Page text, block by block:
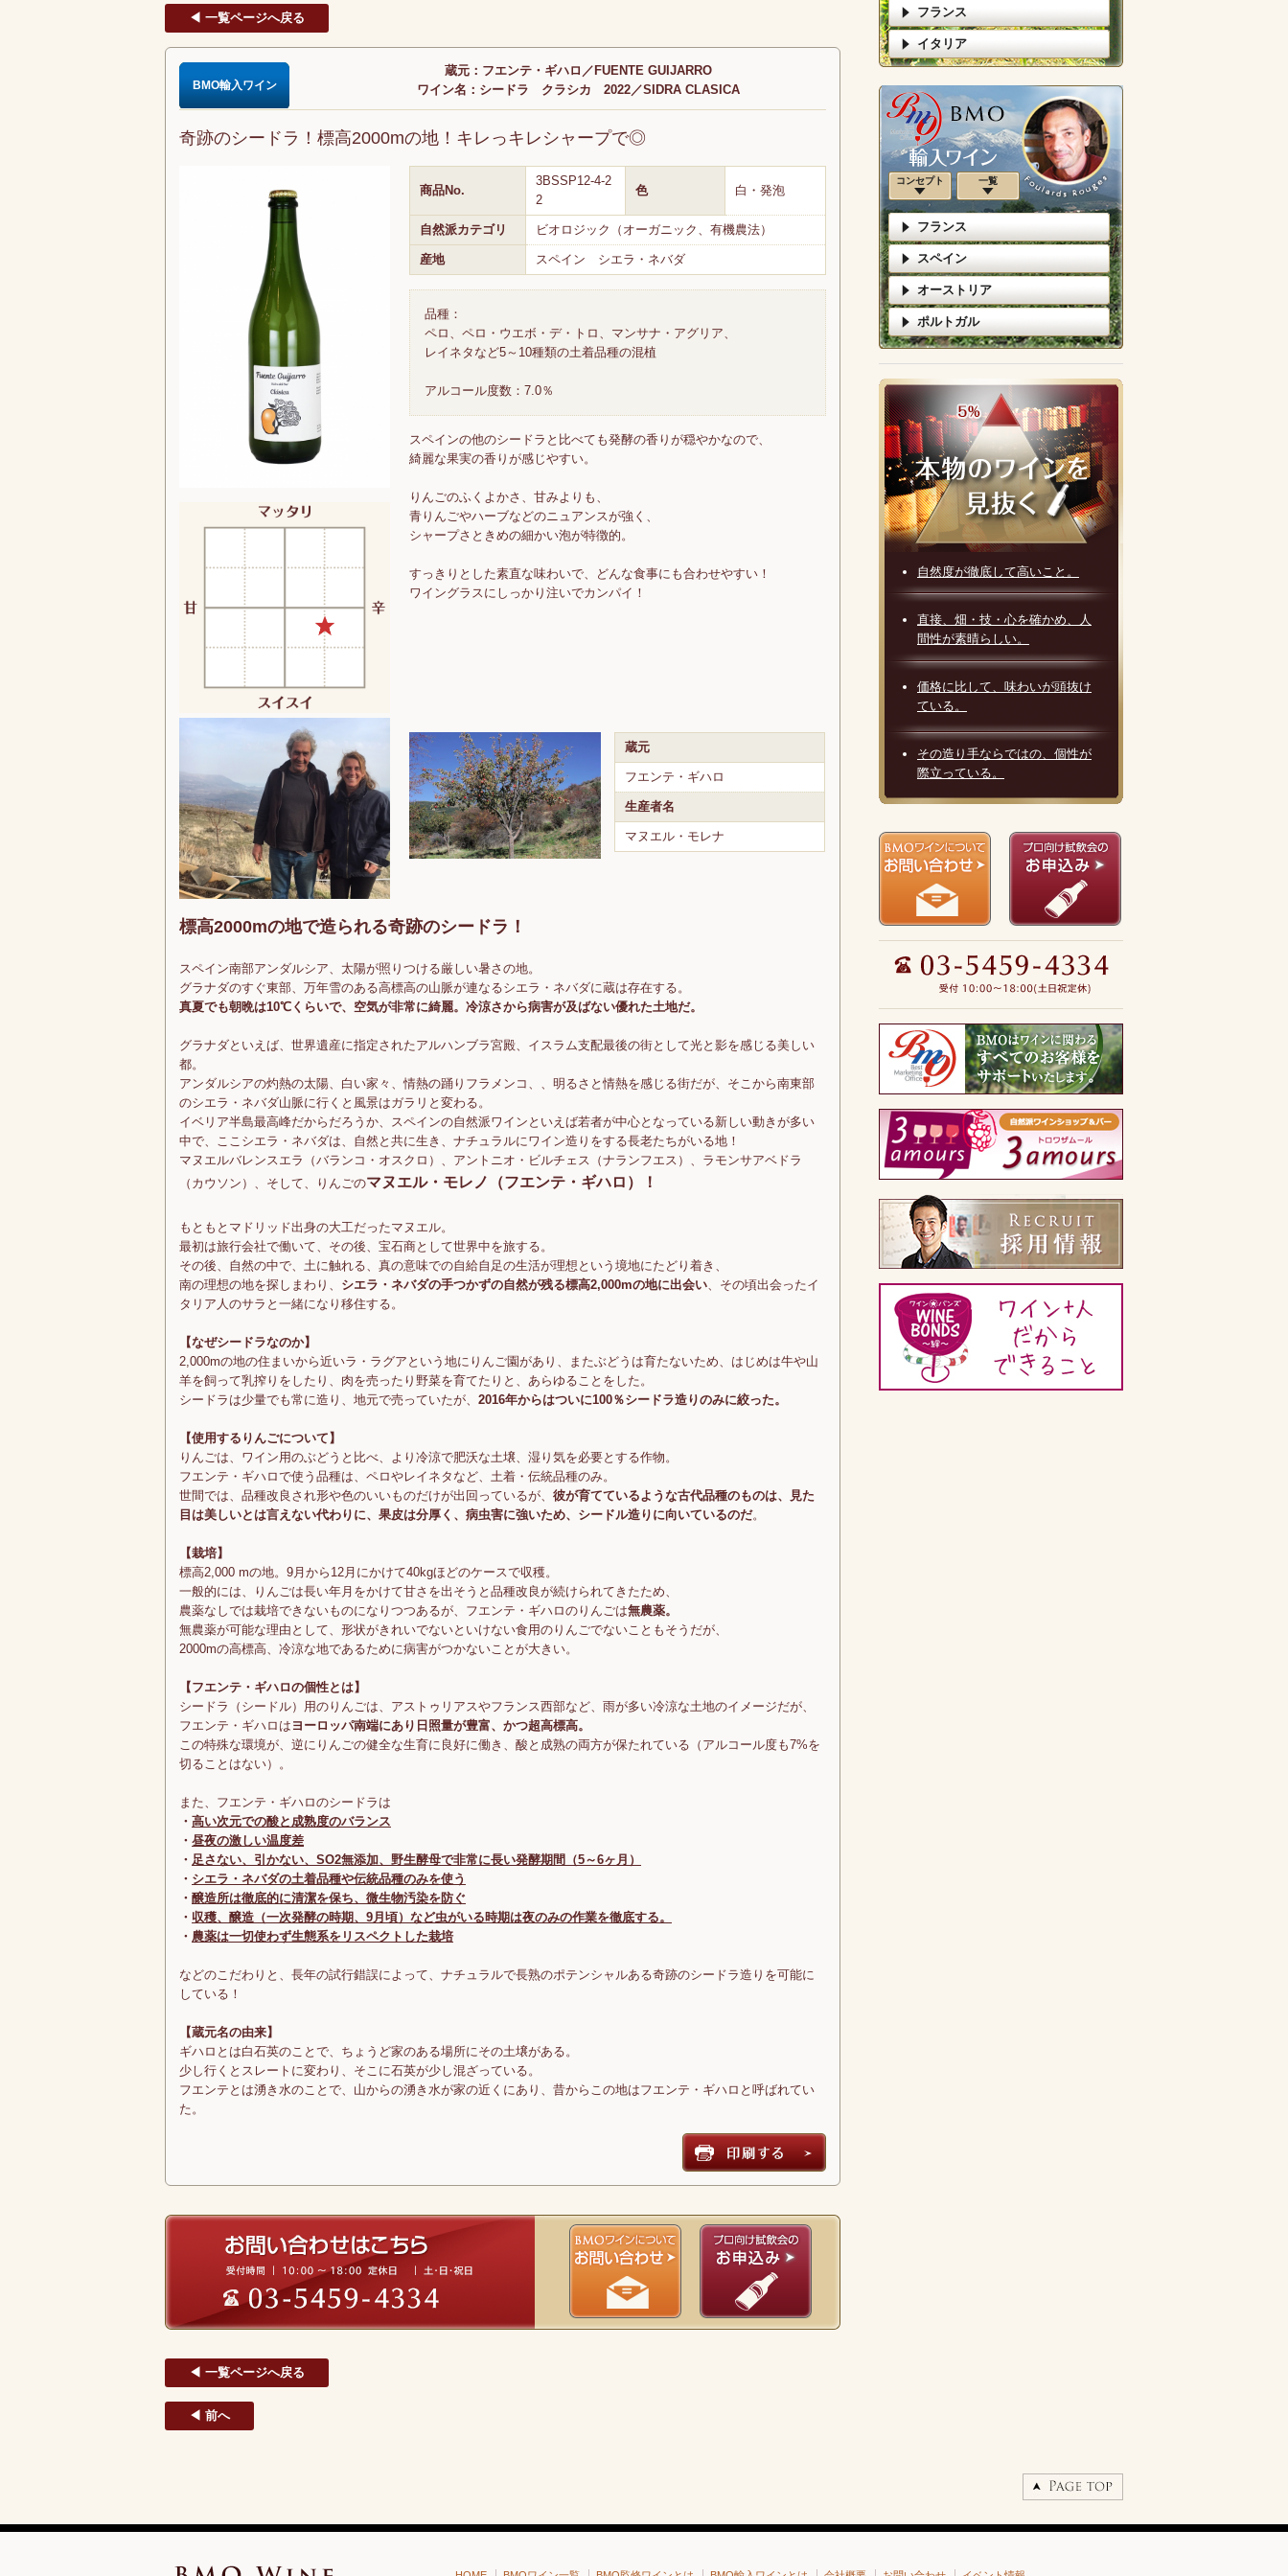
◀ 一覧ページへ戻る
BMO輸入ワイン
蔵元：フエンテ・ギハロ／FUENTE GUIJARRO
ワイン名：シードラ クラシカ 2022／SIDRA CLASICA
奇跡のシードラ！標高2000mの地！キレっキレシャープで◎
商品No.
3BSSP12-4-2
2
色 白・発泡
自然派カテゴリ ビオロジック（オーガニック、有機農法）
産地 スペイン シエラ・ネバダ
品種：
ペロ、ペロ・ウエボ・デ・トロ、マンサナ・アグリア、
レイネタなど5～10種類の土着品種の混植
アルコール度数：7.0％
スペインの他のシードラと比べても発酵の香りが穏やかなので、
綺麗な果実の香りが感じやすい。
りんごのふくよかさ、甘みよりも、
青りんごやハーブなどのニュアンスが強く、
シャープさときめの細かい泡が特徴的。
すっきりとした素直な味わいで、どんな食事にも合わせやすい！
ワイングラスにしっかり注いでカンパイ！
蔵元
フエンテ・ギハロ
生産者名
マヌエル・モレナ
標高2000mの地で造られる奇跡のシードラ！
スペイン南部アンダルシア、太陽が照りつける厳しい暑さの地。
グラナダのすぐ東部、万年雪のある高標高の山脈が連なるシエラ・ネバダに蔵は存在する。
真夏でも朝晩は10℃くらいで、空気が非常に綺麗。冷涼さから病害が及ばない優れた土地だ。
グラナダといえば、世界遺産に指定されたアルハンブラ宮殿、イスラム支配最後の街として光と影を感じる美しい
都。
アンダルシアの灼熱の太陽、白い家々、情熱の踊りフラメンコ、、明るさと情熱を感じる街だが、そこから南東部
のシエラ・ネバダ山脈に行くと風景はガラリと変わる。
イベリア半島最高峰だからだろうか、スペインの自然派ワインといえば若者が中心となっている新しい動きが多い
中で、ここシエラ・ネバダは、自然と共に生き、ナチュラルにワイン造りをする長老たちがいる地！
マヌエルバレンスエラ（バランコ・オスクロ）、アントニオ・ビルチェス（ナランフエス）、ラモンサアベドラ
（カウソン）、そして、りんごのマヌエル・モレノ（フエンテ・ギハロ）！
もともとマドリッド出身の大工だったマヌエル。
最初は旅行会社で働いて、その後、宝石商として世界中を旅する。
その後、自然の中で、土に触れる、真の意味での自給自足の生活が理想という境地にたどり着き、
南の理想の地を探しまわり、 シエラ・ネバダの手つかずの自然が残る標高2,000mの地に出会い、その頃出会ったイ
タリア人のサラと一緒になり移住する。
【なぜシードラなのか】
2,000mの地の住まいから近いラ・ラグアという地にりんご園があり、またぶどうは育たないため、はじめは牛や山
羊を飼って乳搾りをしたり、肉を売ったり野菜を育てたりと、あらゆることをした。
シードラは少量でも常に造り、地元で売っていたが、 2016年からはついに100％シードラ造りのみに絞った。
【使用するりんごについて】
りんごは、ワイン用のぶどうと比べ、より冷涼で肥沃な土壌、湿り気を必要とする作物。
フエンテ・ギハロで使う品種は、ペロやレイネタなど、土着・伝統品種のみ。
世間では、品種改良され形や色のいいものだけが出回っているが、 彼が育てているような古代品種のものは、見た
目は美しいとは言えない代わりに、果皮は分厚く、病虫害に強いため、シードル造りに向いているのだ。
【栽培】
標高2,000 mの地。9月から12月にかけて40kgほどのケースで収穫。
一般的には、りんごは長い年月をかけて甘さを出そうと品種改良が続けられてきたため、
農薬なしでは栽培できないものになりつつあるが、フエンテ・ギハロのりんごは無農薬。
無農薬が可能な理由として、形状がきれいでないといけない食用のりんごでないこともそうだが、
2000mの高標高、冷涼な地であるために病害がつかないことが大きい。
【フエンテ・ギハロの個性とは】
シードラ（シードル）用のりんごは、アストゥリアスやフランス西部など、雨が多い冷涼な土地のイメージだが、
フエンテ・ギハロは ヨーロッパ南端にあり日照量が豊富、かつ超高標高。
この特殊な環境が、逆にりんごの健全な生育に良好に働き、酸と成熟の両方が保たれている（アルコール度も7%を
切ることはない）。
また、フエンテ・ギハロのシードラは
・ 高い次元での酸と成熟度のバランス
・ 昼夜の激しい温度差
・ 足さない、引かない、SO2無添加、野生酵母で非常に長い発酵期間（5～6ヶ月）
・ シエラ・ネバダの土着品種や伝統品種のみを使う
・ 醸造所は徹底的に清潔を保ち、微生物汚染を防ぐ
・ 収穫、醸造（一次発酵の時期、9月頃）など虫がいる時期は夜のみの作業を徹底する。
・ 農薬は一切使わず生態系をリスペクトした栽培
などのこだわりと、長年の試行錯誤によって、ナチュラルで長熟のポテンシャルある奇跡のシードラ造りを可能に
している！
【蔵元名の由来】
ギハロとは白石英のことで、ちょうど家のある場所にその土壌がある。
少し行くとスレートに変わり、そこに石英が少し混ざっている。
フエンテとは湧き水のことで、山からの湧き水が家の近くにあり、昔からこの地はフエンテ・ギハロと呼ばれてい
た。
◀ 一覧ページへ戻る
◀ 前へ
フランス
イタリア
コンセプト 一覧
フランス
スペイン
オーストリア
ポルトガル
自然度が徹底して高いこと。
直接、畑・技・心を確かめ、人
間性が素晴らしい。
価格に比して、味わいが頭抜け
ている。
その造り手ならではの、個性が
際立っている。